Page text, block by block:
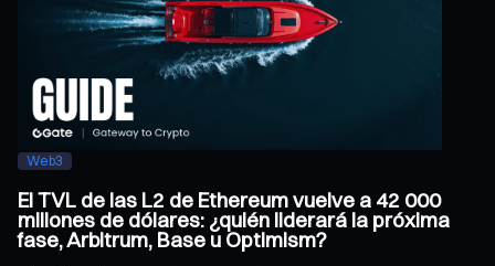
Web3
El TVL de las L2 de Ethereum vuelve a 42 000
millones de dólares: ¿quién liderará la próxima
fase, Arbitrum, Base u Optimism?